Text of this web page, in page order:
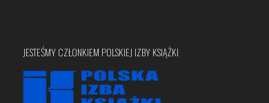
JESTEŚMY CZŁONKIEM POLSKIEJ IZBY KSIĄŻKI